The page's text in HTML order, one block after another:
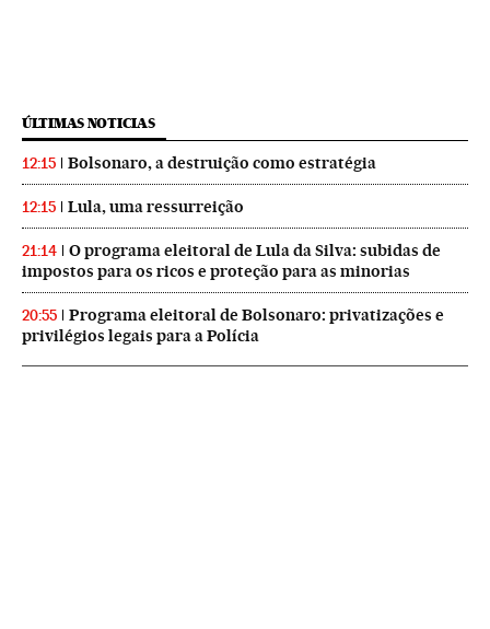
ÚLTIMAS NOTICIAS
12:15 Bolsonaro, a destruição como estratégia
12:15 Lula, uma ressurreição
21:14
O programa eleitoral de Lula da Silva: subidas de
impostos para os ricos e proteção para as minorias
20:55
Programa eleitoral de Bolsonaro: privatizações e
privilégios legais para a Polícia